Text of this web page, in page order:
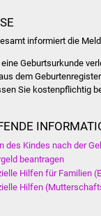
informiert die
eine Geburtsurkunde
dem
Sie kostenpflichtig
des Kindes nach der
beantragen
Hilfen für Familien
Hilfen